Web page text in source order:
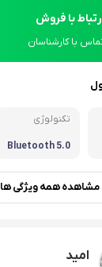
با فروش
با کارشناسان
تکنولوژی
Bluetooth 5.0
مشاهده همه ویژگی ها
امید